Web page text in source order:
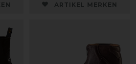
ARTIKEL MERKEN